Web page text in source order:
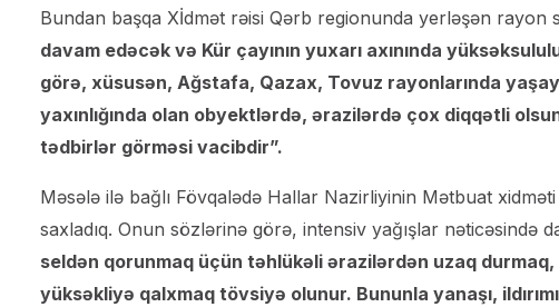
Bundan başqa Xİdmət rəisi Qərb regionunda yerləşən rayon
davam edəcək və Kür çayının yuxarı axınında
görə, xüsusən, Ağstafa, Qazax, Tovuz rayonlarında
yaxınlığında olan obyektlərdə, ərazilərdə çox diqqətli
tədbirlər görməsi vacibdir”.
Məsələ ilə bağlı Fövqalədə Hallar Nazirliyinin Mətbuat
saxladıq. Onun sözlərinə görə, intensiv yağışlar nəticəsində
seldən qorunmaq üçün təhlükəli ərazilərdən uzaq durmaq,
yüksəkliyə qalxmaq tövsiyə olunur. Bununla yanaşı,